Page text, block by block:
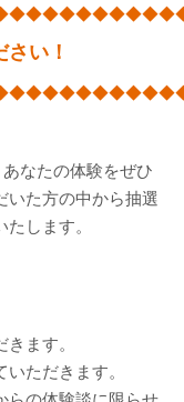
い！
なたの体験をぜひ
いた方の中から抽選
します。
ます。
ただきます。